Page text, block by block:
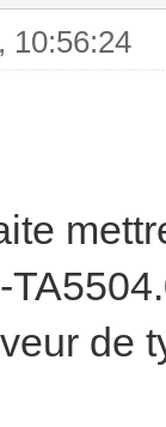
10:56:24
de